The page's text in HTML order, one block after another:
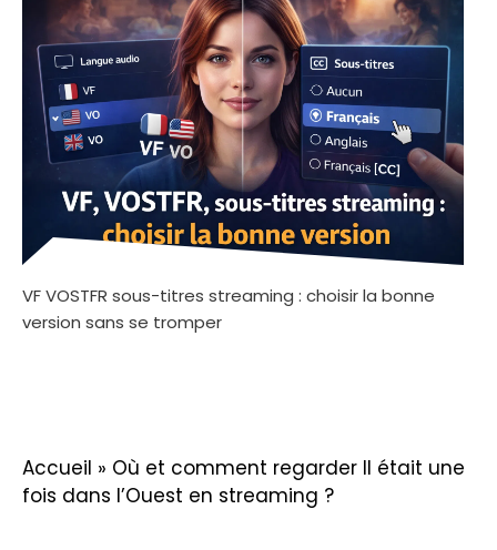
VF VOSTFR sous-titres streaming : choisir la bonne
version sans se tromper
Accueil » Où et comment regarder Il était une
fois dans l’Ouest en streaming ?